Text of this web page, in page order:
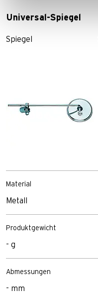
Universal-Spiegel
Spiegel
Material
Metall
Produktgewicht
- g
Abmessungen
- mm